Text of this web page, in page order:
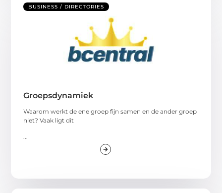
BUSINESS / DIRECTORIES
Groepsdynamiek
Waarom werkt de ene groep fijn samen en de ander groep
niet? Vaak ligt dit